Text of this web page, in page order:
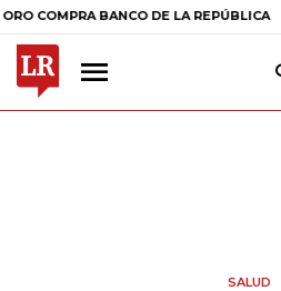
BANCO DE LA REPÚBLICA $
SALUD